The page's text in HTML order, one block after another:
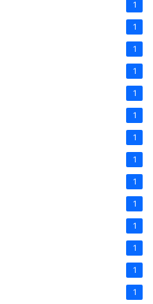
1
1
1
1
1
1
1
1
1
1
1
1
1
1